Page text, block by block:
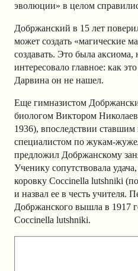
эволюции» в целом
Добржанский в 15 лет
может создать «магические
создавать. Это была
интересовало главное: как
Дарвина он не нашел.
Еще гимназистом
биологом Виктором
1936), впоследствии
специалистом по жукам-
предложил Добржанскому
Ученику сопутствовала
коровку Coccinella lutshniki
и назвал ее в честь учителя.
Добржанского вышла в 1917
Coccinella lutshniki.